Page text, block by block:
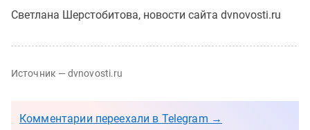
Светлана Шерстобитова, новости сайта dvnovosti.ru
Источник — dvnovosti.ru
Комментарии переехали в Telegram →